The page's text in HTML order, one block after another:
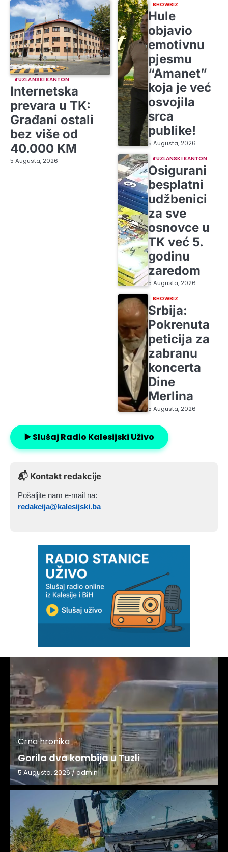
TUZLANSKI KANTON
Internetska
prevara u TK:
Građani ostali
bez više od
40.000 KM
5 Augusta, 2026
SHOWBIZ
Hule
objavio
emotivnu
pjesmu
“Amanet”
koja je već
osvojila
srca
publike!
5 Augusta, 2026
TUZLANSKI KANTON
Osigurani
besplatni
udžbenici
za sve
osnovce u
TK već 5.
godinu
zaredom
5 Augusta, 2026
SHOWBIZ
Srbija:
Pokrenuta
peticija za
zabranu
koncerta
Dine
Merlina
5 Augusta, 2026
▶️ Slušaj Radio Kalesijski Uživo
📬 Kontakt redakcije
Pošaljite nam e-mail na:
redakcija@kalesijski.ba
Crna hronika
Gorila dva kombija u Tuzli
5 Augusta, 2026/admin